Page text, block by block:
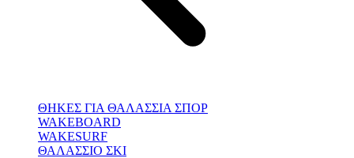
ΘΗΚΕΣ ΓΙΑ ΘΑΛΑΣΣΙΑ ΣΠΟΡ
WAKEBOARD
WAKESURF
ΘΑΛΑΣΣΙΟ ΣΚΙ